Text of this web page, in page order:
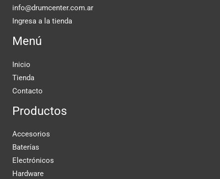
info@drumcenter.com.ar
Ingresa a la tienda
Menú
Inicio
Tienda
Contacto
Productos
Accesorios
Baterías
Electrónicos
Hardware